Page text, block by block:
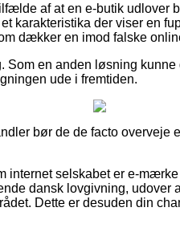
af at en e-butik udlover
karakteristika der viser en
dækker en imod falske
Som en anden løsning
ude i fremtiden.
bør de de facto overveje
internet selskabet er e-
dansk lovgivning, udover
Dette er desuden din